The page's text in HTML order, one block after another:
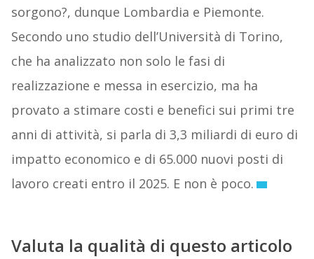
sorgono?, dunque Lombardia e Piemonte.
Secondo uno studio dell’Università di Torino,
che ha analizzato non solo le fasi di
realizzazione e messa in esercizio, ma ha
provato a stimare costi e benefici sui primi tre
anni di attività, si parla di 3,3 miliardi di euro di
impatto economico e di 65.000 nuovi posti di
lavoro creati entro il 2025. E non è poco.
Valuta la qualità di questo articolo